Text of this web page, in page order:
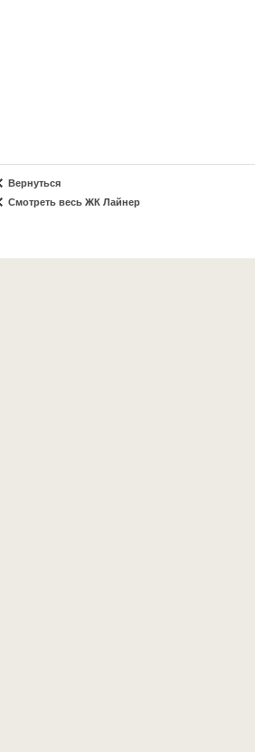
Вернуться
Смотреть весь ЖК Лайнер